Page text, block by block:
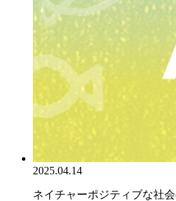
2025.04.14
ネイチャーポジティブな社